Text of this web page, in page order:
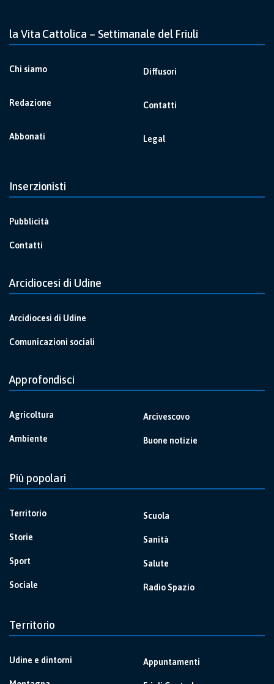
la Vita Cattolica – Settimanale del Friuli
Chi siamo
Redazione
Abbonati
Diffusori
Contatti
Legal
Inserzionisti
Pubblicità
Contatti
Arcidiocesi di Udine
Arcidiocesi di Udine
Comunicazioni sociali
Approfondisci
Agricoltura
Ambiente
Arcivescovo
Buone notizie
Più popolari
Territorio
Storie
Sport
Sociale
Scuola
Sanità
Salute
Radio Spazio
Territorio
Udine e dintorni Appuntamenti